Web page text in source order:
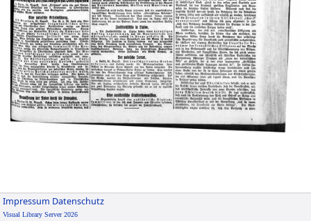
Impressum Datenschutz
Visual Library Server 2026